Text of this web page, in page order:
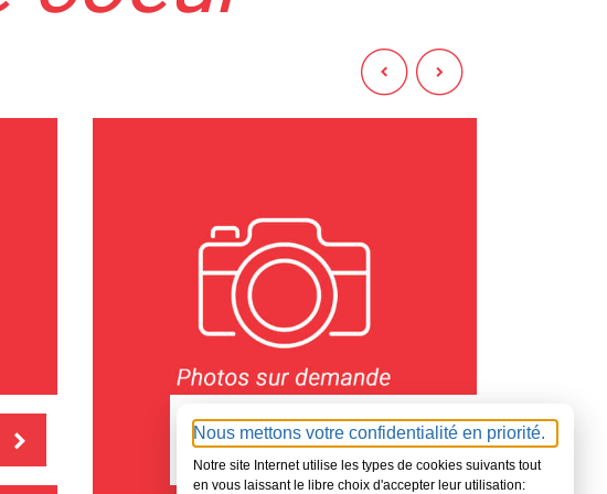
72 - SARTHE
780000€
Nous mettons votre confidentialité en priorité.
Notre site Internet utilise les types de cookies suivants tout
en vous laissant le libre choix d'accepter leur utilisation: